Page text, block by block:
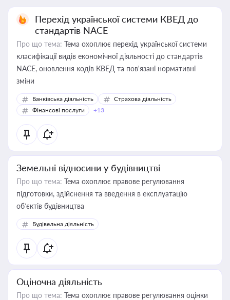
Перехід української системи КВЕД до
стандартів NACE
Про що тема: Тема охоплює перехід української системи
класифікації видів економічної діяльності до стандартів
NACE, оновлення кодів КВЕД та пов'язані нормативні
зміни
Банківська діяльність
Страхова діяльність
Фінансові послуги
+13
Земельні відносини у будівництві
Про що тема: Тема охоплює правове регулювання
підготовки, здійснення та введення в експлуатацію
об’єктів будівництва
Будівельна діяльність
Оціночна діяльність
Про що тема: Тема охоплює правове регулювання оцінки